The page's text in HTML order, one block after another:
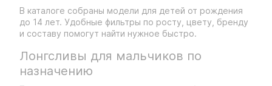
В каталоге собраны модели для детей от рождения
до 14 лет. Удобные фильтры по росту, цвету, бренду
и составу помогут найти нужное быстро.
Лонгсливы для мальчиков по
назначению